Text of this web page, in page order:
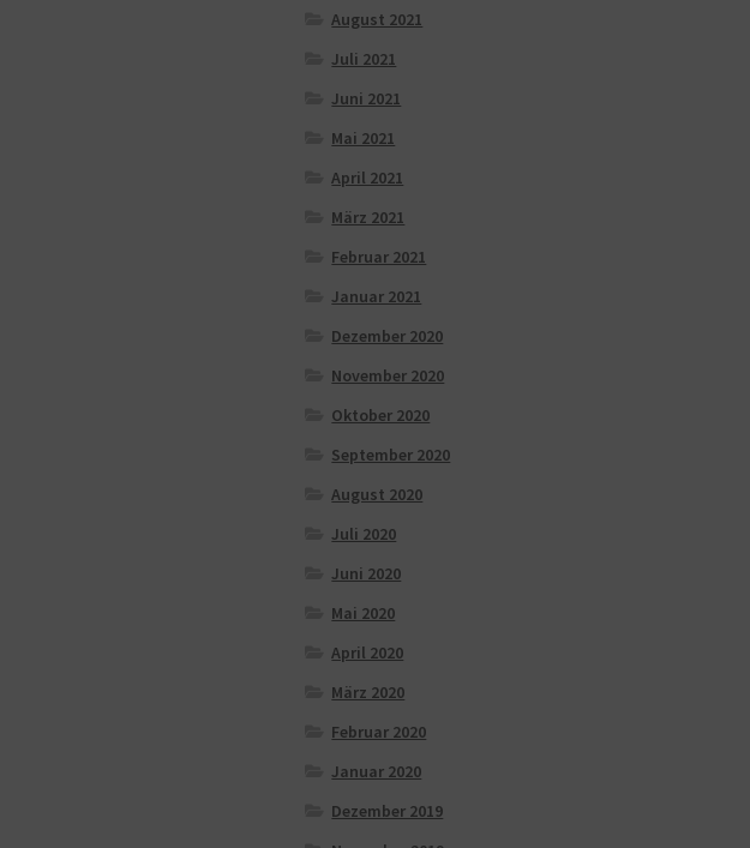
August 2021
Juli 2021
Juni 2021
Mai 2021
April 2021
März 2021
Februar 2021
Januar 2021
Dezember 2020
November 2020
Oktober 2020
September 2020
August 2020
Juli 2020
Juni 2020
Mai 2020
April 2020
März 2020
Februar 2020
Januar 2020
Dezember 2019